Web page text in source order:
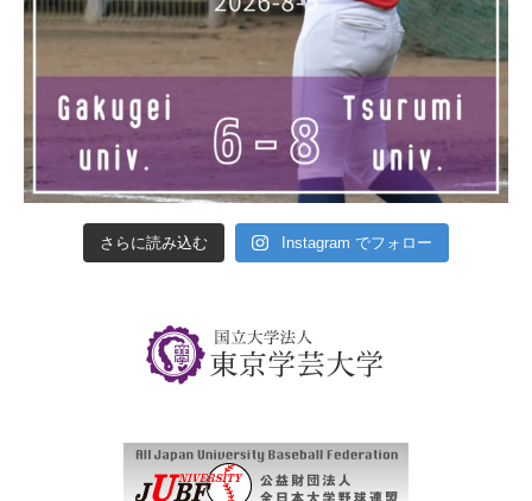
さらに読み込む Instagram でフォロー